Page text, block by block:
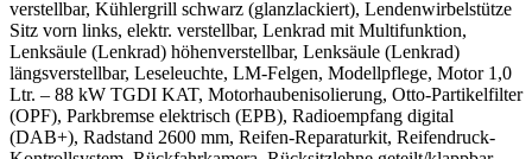
verstellbar, Kühlergrill schwarz (glanzlackiert), Lendenwirbelstütze
Sitz vorn links, elektr. verstellbar, Lenkrad mit Multifunktion,
Lenksäule (Lenkrad) höhenverstellbar, Lenksäule (Lenkrad)
längsverstellbar, Leseleuchte, LM-Felgen, Modellpflege, Motor 1,0
Ltr. – 88 kW TGDI KAT, Motorhaubenisolierung, Otto-Partikelfilter
(OPF), Parkbremse elektrisch (EPB), Radioempfang digital
(DAB+), Radstand 2600 mm, Reifen-Reparaturkit, Reifendruck-